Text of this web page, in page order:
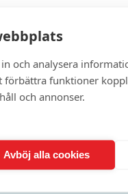
och analysera
förbättra funktioner
och annonser.
Avböj alla cookies